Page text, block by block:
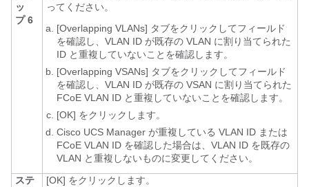
ッ
プ 6
ってください。
[Overlapping VLANs] タブをクリックしてフィールド
を確認し、VLAN ID が既存の VLAN に割り当てられた
ID と重複していないことを確認します。
[Overlapping VSANs] タブをクリックしてフィールド
を確認し、VLAN ID が既存の VSAN に割り当てられた
FCoE VLAN ID と重複していないことを確認します。
[OK] をクリックします。
Cisco UCS Manager が重複している VLAN ID または
FCoE VLAN ID を確認した場合は、VLAN ID を既存の
VLAN と重複しないものに変更してください。
ステ
[OK] をクリックします。